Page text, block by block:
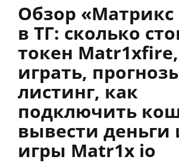
Обзор
в ТГ: сколько
токен
играть,
листинг, как
подключить
вывести деньги
игры Matr1x io